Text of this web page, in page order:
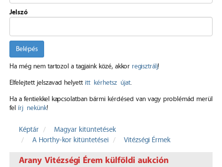
Jelszó
Belépés
Ha még nem tartozol a tagjaink közé, akkor regisztrálj!
Elfelejtett jelszavad helyett itt kérhetsz újat.
Ha a fentiekkel kapcsolatban bármi kérdésed van vagy problémád merül
fel írj nekünk!
Képtár
Magyar kitüntetések
A Horthy-kor kitüntetései
Vitézségi Érmek
Arany Vitézségi Érem külföldi aukción